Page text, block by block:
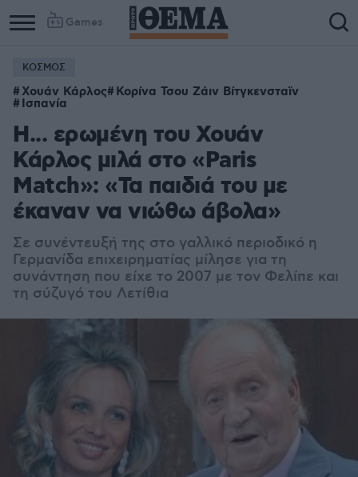
Games
ΚΟΣΜΟΣ
Χουάν Κάρλος Κορίνα Τσου Ζάιν Βίτγκενσταϊν
Ισπανία
Η... ερωμένη του Χουάν
Κάρλος μιλά στο «Paris
Match»: «Τα παιδιά του με
έκαναν να νιώθω άβολα»
Σε συνέντευξή της στο γαλλικό περιοδικό η
Γερμανίδα επιχειρηματίας μίλησε για τη
συνάντηση που είχε το 2007 με τον Φελίπε και
τη σύζυγό του Λετίθια